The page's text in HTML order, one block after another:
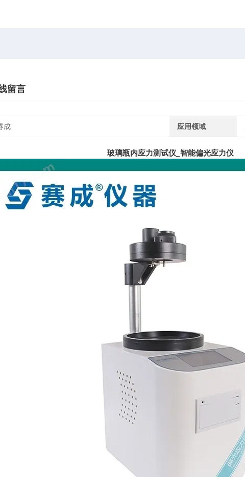
留言
成 应用领域
玻璃瓶内应力测试仪_智能偏光应力仪